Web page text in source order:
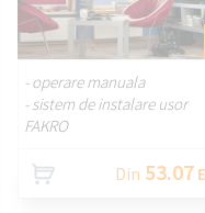
PERSONALIZAȚI.
- operare manuala
- sistem de instalare usor
FAKRO
Din 53.07